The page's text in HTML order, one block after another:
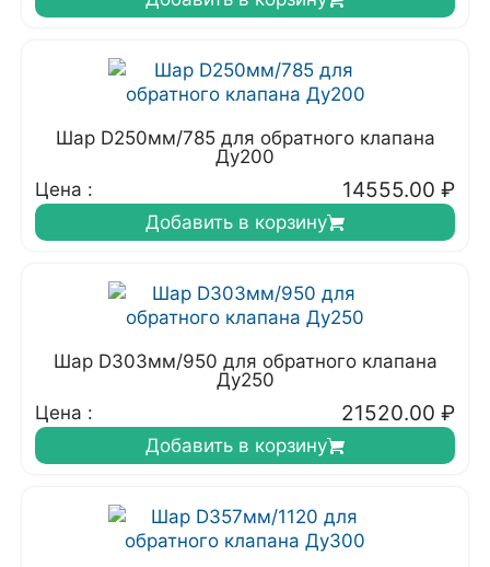
Шар D250мм/785 для обратного клапана
Ду200
Цена :
14555.00 ₽
Добавить в корзину
Шар D303мм/950 для обратного клапана
Ду250
Цена :
21520.00 ₽
Добавить в корзину